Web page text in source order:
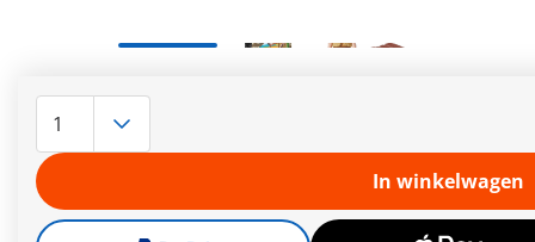
Meer informatie
Leveringstermijn op dit moment 3 tot 5 werkdagen
In winkelwagen